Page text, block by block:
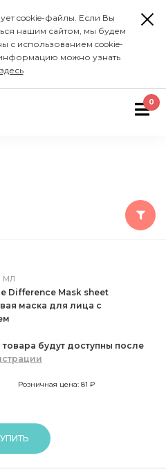
cookie-файлы. Если Вы
нашим сайтом, мы будем
с использованием cookie-
можно узнать
здесь
0
мл
Difference Mask sheet
маска для лица с
будут доступны после
Розничная цена: 81 ₽